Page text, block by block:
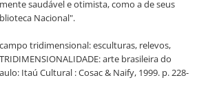
saudável e otimista, como a de seus
Nacional".
tridimensional: esculturas, relevos,
arte brasileira do
Itaú Cultural : Cosac & Naify, 1999. p. 228-